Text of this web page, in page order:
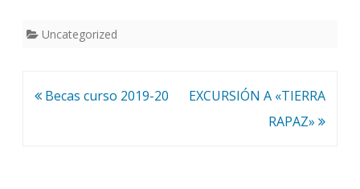
Uncategorized
Navegación
Becas curso 2019-20
EXCURSIÓN A «TIERRA
RAPAZ»